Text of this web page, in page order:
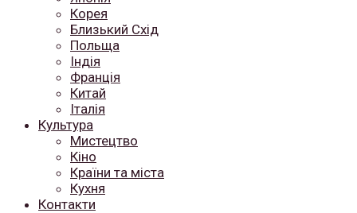
Корея
Близький Схід
Польща
Індія
Франція
Китай
Італія
Культура
Мистецтво
Кіно
Країни та міста
Кухня
Контакти